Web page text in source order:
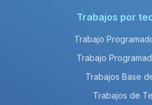
Trabajos por
Trabajo
Trabajo
Trabajos Base
Trabajos de